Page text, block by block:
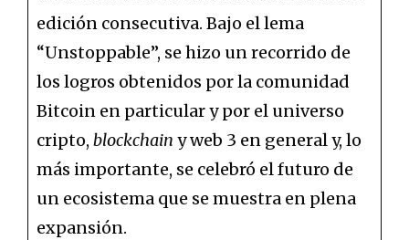
edición consecutiva. Bajo el lema
“Unstoppable”, se hizo un recorrido de
los logros obtenidos por la comunidad
Bitcoin en particular y por el universo
cripto, blockchain y web 3 en general y, lo
más importante, se celebró el futuro de
un ecosistema que se muestra en plena
expansión.